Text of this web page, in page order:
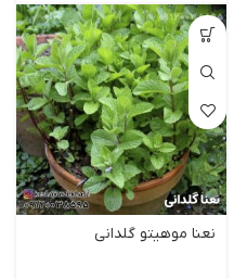
نعنا موهیتو گلدانی